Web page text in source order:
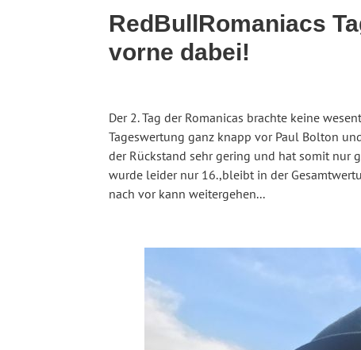
RedBullRomaniacs
vorne dabei!
Der 2. Tag der Romanicas brachte keine
Tageswertung ganz knapp vor Paul Bolton
der Rückstand sehr gering und hat somit nur
wurde leider nur 16.,bleibt in der
nach vor kann weitergehen...